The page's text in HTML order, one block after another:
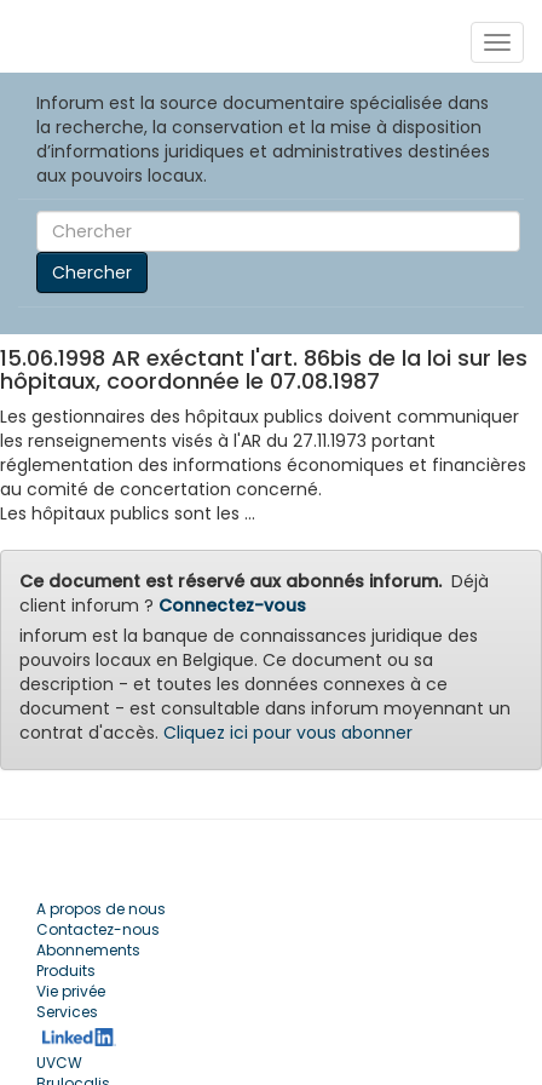
Inforum est la source documentaire spécialisée dans
la recherche, la conservation et la mise à disposition
d’informations juridiques et administratives destinées
aux pouvoirs locaux.
Chercher
15.06.1998 AR exéctant l'art. 86bis de la loi sur les
hôpitaux, coordonnée le 07.08.1987
Les gestionnaires des hôpitaux publics doivent communiquer
les renseignements visés à l'AR du 27.11.1973 portant
réglementation des informations économiques et financières
au comité de concertation concerné.
Les hôpitaux publics sont les ...
Ce document est réservé aux abonnés inforum.Déjà
client inforum ? Connectez-vous
inforum est la banque de connaissances juridique des
pouvoirs locaux en Belgique. Ce document ou sa
description - et toutes les données connexes à ce
document - est consultable dans inforum moyennant un
contrat d'accès. Cliquez ici pour vous abonner
A propos de nous
Contactez-nous
Abonnements
Produits
Vie privée
Services
UVCW